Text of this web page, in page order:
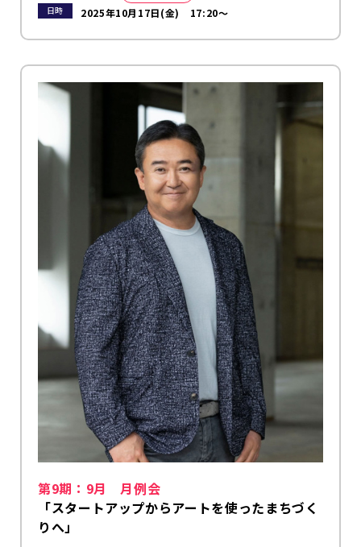
日時
2025年10月17日(金) 17:20～
第9期：9月 月例会
「スタートアップからアートを使ったまちづく
りへ」